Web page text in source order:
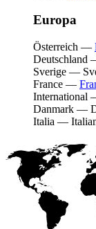
Europa
Österreich —
Deutschland
Sverige —
France —
International
Danmark —
Italia —